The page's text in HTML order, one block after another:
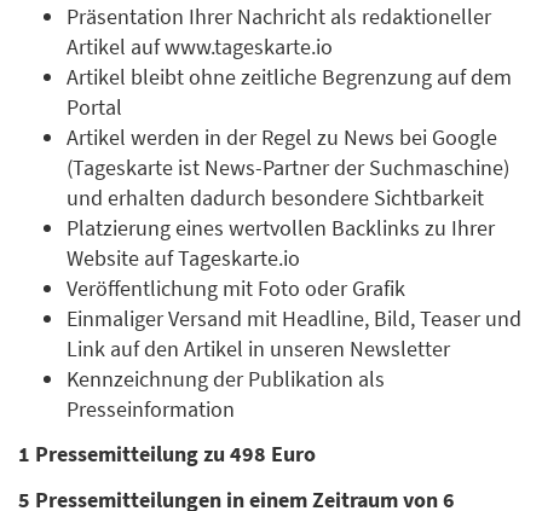
Präsentation Ihrer Nachricht als redaktioneller
Artikel auf www.tageskarte.io
Artikel bleibt ohne zeitliche Begrenzung auf dem
Portal
Artikel werden in der Regel zu News bei Google
(Tageskarte ist News-Partner der Suchmaschine)
und erhalten dadurch besondere Sichtbarkeit
Platzierung eines wertvollen Backlinks zu Ihrer
Website auf Tageskarte.io
Veröffentlichung mit Foto oder Grafik
Einmaliger Versand mit Headline, Bild, Teaser und
Link auf den Artikel in unseren Newsletter
Kennzeichnung der Publikation als
Presseinformation
1 Pressemitteilung zu 498 Euro
5 Pressemitteilungen in einem Zeitraum von 6